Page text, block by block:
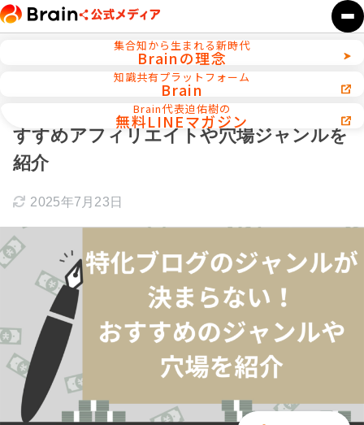
集合知から生まれる新時代
Brainの理念
知識共有プラットフォーム
Brain
Brain代表迫佑樹の
無料LINEマガジン
SEO／ブログ運営
特化ブログのジャンルが決まらない！お
すすめアフィリエイトや穴場ジャンルを
紹介
2025年7月23日